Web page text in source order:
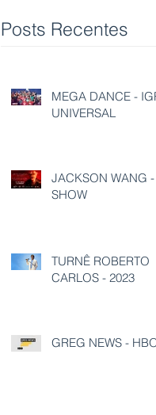
Posts Recentes
MEGA DANCE -
UNIVERSAL
JACKSON WANG -
SHOW
TURNÊ ROBERTO
CARLOS - 2023
GREG NEWS -